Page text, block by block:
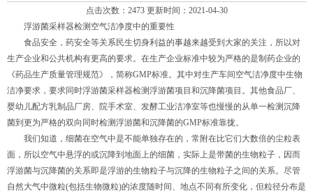
点击次数：2473 更新时间：2021-04-30
浮游菌采样器检测空气洁净度中的重要性
食品安全，药安全等关系民生切身利益的事越来越受到大家的关注，所以对
生产企业和公共机构有更高的要求。在生产企业标准中较为严格的是制药企业的
《药品生产质量管理规范》，简称GMP标准。其中对生产车间空气洁净度中生物
洁净要求，要求同时浮游菌采样器检测浮游菌项目和沉降菌项目。其他食品厂、
婴幼儿配方乳制品厂房、院手术室、发酵工业洁净室等也慢慢的从单一检测沉降
菌到更为严格的双向同时检测浮游菌和沉降菌的GMP标准靠拢。
我们知道，细菌在空气中是不能单独存在的，常附在比它们大数倍的尘粒表
面，所以空气中悬浮的或沉降到地面上的细菌，实际上是带菌的生物粒子，因而
浮游菌与沉降菌的关系即是浮游的生物粒子与沉降的生物粒子之间的关系。尽管
自然大气中微粒(包括生物微粒)的浓度随时间、地点不同有所变化，但粒径分布是